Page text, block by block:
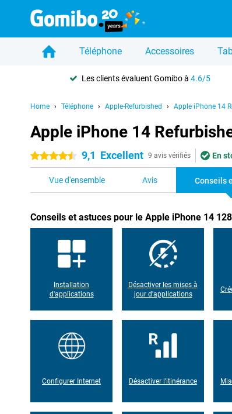
Téléphone Accessoires
Les clients évaluent Gomibo à4.6/5
Home Téléphone Apple-Refurbished Apple iPhone 14
Apple iPhone 14
4.5 étoiles 9,1 Excellent 9 avis vérifiés En
Vue d'ensemble Avis Conseils
Conseils et astuces pour le Apple iPhone 14
Installation
d'applications
Désactiver les mises à
jour d'applications
Configurer Internet Désactiver l'itinérance